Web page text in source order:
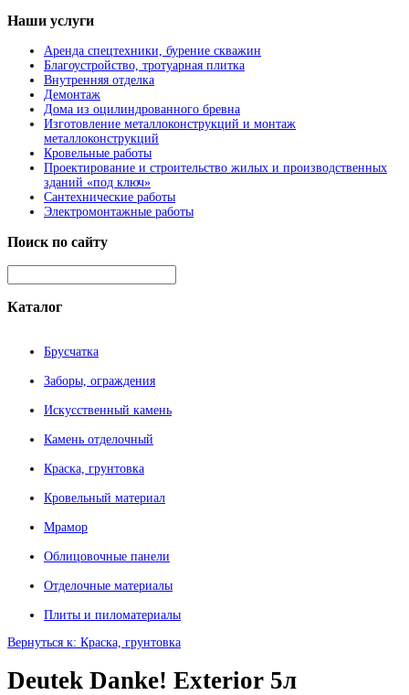
Наши услуги
Аренда спецтехники, бурение скважин
Благоустройство, тротуарная плитка
Внутренняя отделка
Демонтаж
Дома из оцилиндрованного бревна
Изготовление металлоконструкций и монтаж
металлоконструкций
Кровельные работы
Проектирование и строительство жилых и производственных
зданий «под ключ»
Сантехнические работы
Электромонтажные работы
Поиск по сайту
Каталог
Брусчатка
Заборы, ограждения
Искусственный камень
Камень отделочный
Краска, грунтовка
Кровельный материал
Мрамор
Облицовочные панели
Отделочные материалы
Плиты и пиломатериалы
Вернуться к: Краска, грунтовка
Deutek Danke! Exterior 5л